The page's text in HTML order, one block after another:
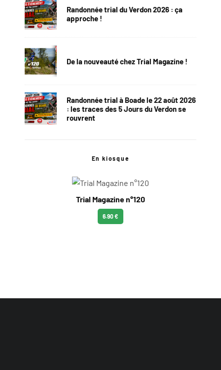
Randonnée trial du Verdon 2026 : ça
approche !
De la nouveauté chez Trial Magazine !
Randonnée trial à Boade le 22 août 2026
: les traces des 5 Jours du Verdon se
rouvrent
En kiosque
Trial Magazine n°120
6.90 €